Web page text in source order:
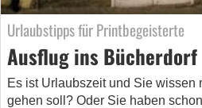
Urlaubstipps für Printbegeisterte
Ausflug ins Bücherdorf
Es ist Urlaubszeit und Sie wissen
gehen soll? Oder Sie haben